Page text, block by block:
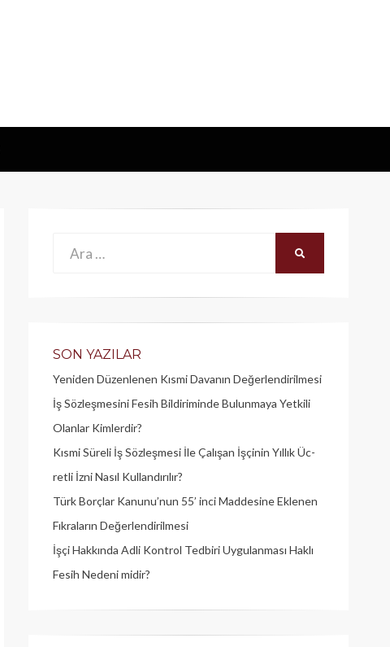
Ara:
SON YAZILAR
Yeniden Düzenlenen Kısmi Davanın Değerlendirilmesi
İş Sözleşmesini Fesih Bildiriminde Bulunmaya Yetkili
Olanlar Kimlerdir?
Kısmi Süreli İş Sözleşmesi İle Çalışan İşçinin Yıllık Üc­
retli İzni Nasıl Kullandırılır?
Türk Borçlar Kanunu’nun 55’ inci Maddesine Eklenen
Fıkraların Değerlendirilmesi
İşçi Hakkında Adli Kontrol Tedbiri Uygulanması Haklı
Fesih Nedeni midir?